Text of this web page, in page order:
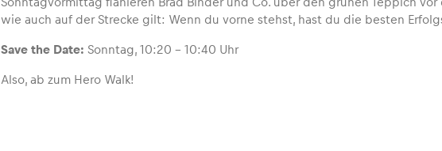
wie auch auf der Strecke gilt: Wenn du vorne stehst, hast du die besten
Save the Date:Sonntag, 10:20 – 10:40 Uhr
Also, ab zum Hero Walk!